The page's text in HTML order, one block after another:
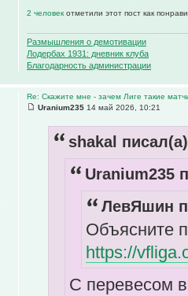
2 человек отметили этот пост как
Размышления о демотивации
Лодербах 1931: дневник клуба
Благодарность администрации
Re: Скажите мне - зачем Лиге такие
Uranium235 14 май 2026, 10:21
shakal
Uranium235
ЛевЯшин
Объясните
https://
С перевесом в